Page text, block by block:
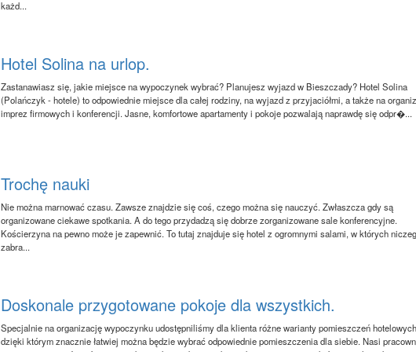
każd...
Hotel Solina na urlop.
Zastanawiasz się, jakie miejsce na wypoczynek wybrać? Planujesz wyjazd w Bieszczady? Hotel Solina
(Polańczyk - hotele) to odpowiednie miejsce dla całej rodziny, na wyjazd z przyjaciółmi, a także na
imprez firmowych i konferencji. Jasne, komfortowe apartamenty i pokoje pozwalają naprawdę się odpr�...
Trochę nauki
Nie można marnować czasu. Zawsze znajdzie się coś, czego można się nauczyć. Zwłaszcza gdy są
organizowane ciekawe spotkania. A do tego przydadzą się dobrze zorganizowane sale konferencyjne.
Kościerzyna na pewno może je zapewnić. To tutaj znajduje się hotel z ogromnymi salami, w których
zabra...
Doskonale przygotowane pokoje dla wszystkich.
Specjalnie na organizację wypoczynku udostępniliśmy dla klienta różne warianty pomieszczeń
dzięki którym znacznie łatwiej można będzie wybrać odpowiednie pomieszczenia dla siebie. Nasi